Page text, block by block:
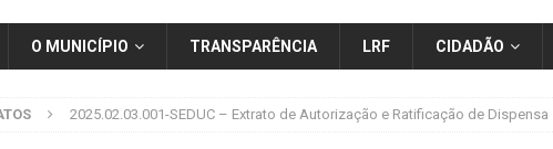
O MUNICÍPIO TRANSPARÊNCIA LRF CIDADÃO
2025.02.03.001-SEDUC – Extrato de Autorização e Ratificação de Dispensa